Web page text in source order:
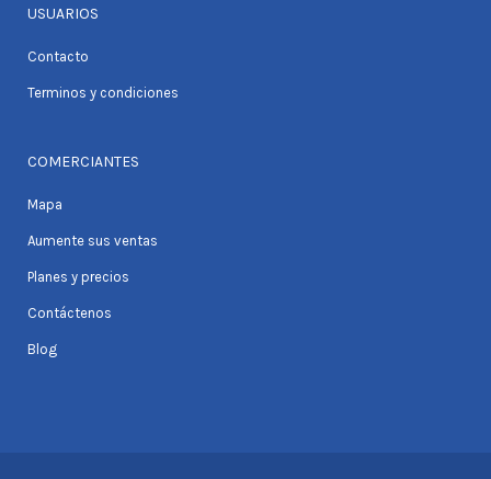
USUARIOS
Contacto
Terminos y condiciones
COMERCIANTES
Mapa
Aumente sus ventas
Planes y precios
Contáctenos
Blog